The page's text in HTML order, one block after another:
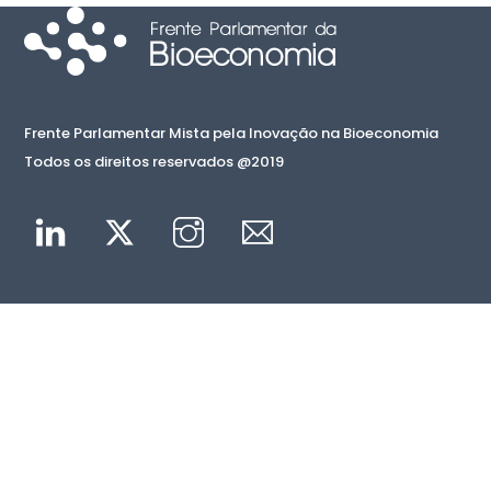
Frente Parlamentar Mista pela Inovação na Bioeconomia
Todos os direitos reservados @2019
Linkedin Twitter Instagram